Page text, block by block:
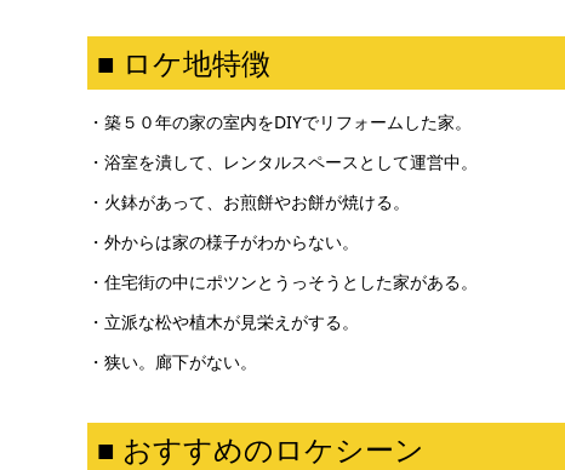
■ ロケ地特徴
・築５０年の家の室内をDIYでリフォームした家。
・浴室を潰して、レンタルスペースとして運営中。
・火鉢があって、お煎餅やお餅が焼ける。
・外からは家の様子がわからない。
・住宅街の中にポツンとうっそうとした家がある。
・立派な松や植木が見栄えがする。
・狭い。廊下がない。
■ おすすめのロケシーン